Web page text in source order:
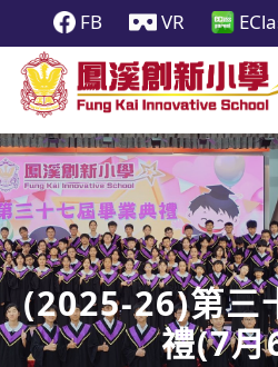
FB VR
(2025-26)第三
禮(7月